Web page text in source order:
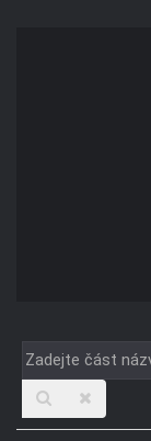
Zadejte
část
názvu